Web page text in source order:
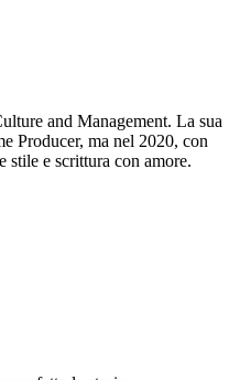
and Management. La sua
Producer, ma nel 2020, con
stile e scrittura con amore.